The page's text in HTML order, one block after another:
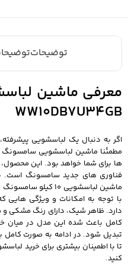
توضیحات
معرفی ماشین
WW10DB7U34GB
اگر به دنبال یک لباسشویی
ها برای شما خواهد بود. این محصول،
فناوری های جدید سامسونگ است.
با توجه به امکانات و ویژگی هایی
دارد. ظاهر شیک، دارای رنگ مشکی و
کامل باعث شده این مدل در میان
تبدیل شود. در ادامه به صورت
کنید.